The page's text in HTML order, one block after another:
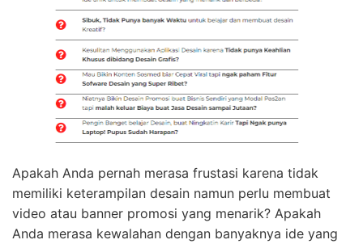
Apakah Anda pernah merasa frustasi karena tidak
memiliki keterampilan desain namun perlu membuat
video atau banner promosi yang menarik? Apakah
Anda merasa kewalahan dengan banyaknya ide yang